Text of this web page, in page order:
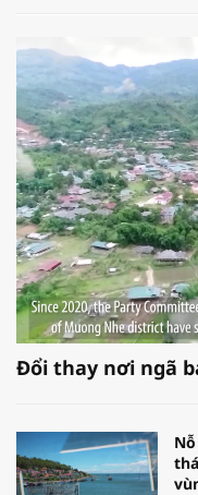
Đổi thay nơi ngã